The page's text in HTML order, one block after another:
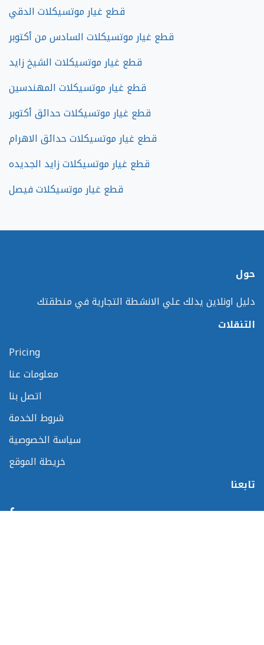
قطع غيار موتسيكلات الدقي
قطع غيار موتسيكلات السادس من أكتوبر
قطع غيار موتسيكلات الشيخ زايد
قطع غيار موتسيكلات المهندسين
قطع غيار موتسيكلات حدائق أكتوبر
قطع غيار موتسيكلات حدائق الاهرام
قطع غيار موتسيكلات زايد الجديده
قطع غيار موتسيكلات فيصل
حول
دليل اونلاين يدلك علي الانشطة التجارية في منطقتك
التنقلات
Pricing
معلومات عنا
اتصل بنا
شروط الخدمة
سياسة الخصوصية
خريطة الموقع
تابعنا